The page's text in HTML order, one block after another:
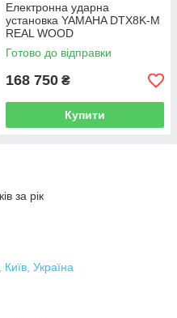
Електронна ударна
установка YAMAHA DTX8K-M
REAL WOOD
Готово до відправки
168 750 ₴
Купити
за рік
Україна